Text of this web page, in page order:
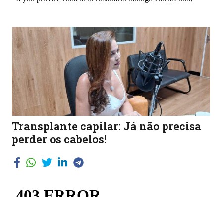
Transplante capilar: Já não precisa
perder os cabelos!